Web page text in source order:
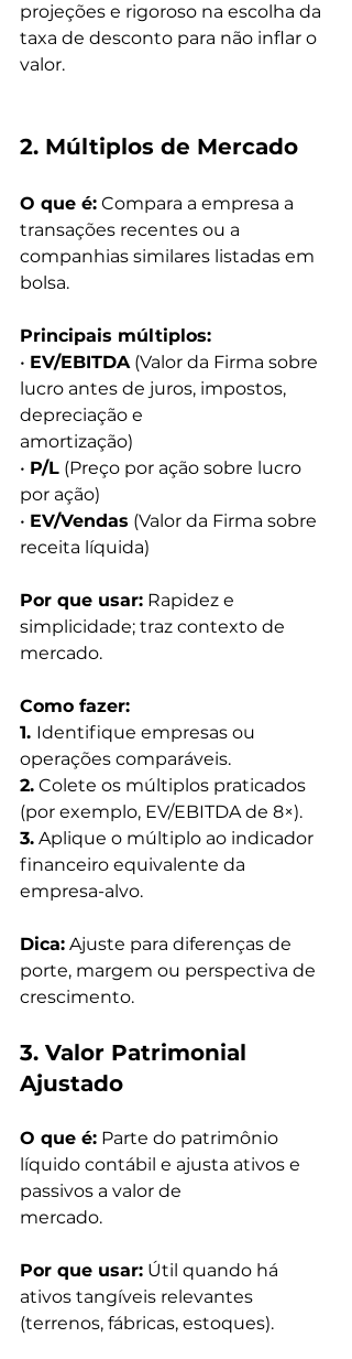
projeções e rigoroso na escolha da
taxa de desconto para não inflar o
valor.
2. Múltiplos de Mercado
O que é: Compara a empresa a
transações recentes ou a
companhias similares listadas em
bolsa.
Principais múltiplos:
• EV/EBITDA (Valor da Firma sobre
lucro antes de juros, impostos,
depreciação e
amortização)
• P/L (Preço por ação sobre lucro
por ação)
• EV/Vendas (Valor da Firma sobre
receita líquida)
Por que usar: Rapidez e
simplicidade; traz contexto de
mercado.
Como fazer:
1. Identifique empresas ou
operações comparáveis.
2. Colete os múltiplos praticados
(por exemplo, EV/EBITDA de 8×).
3. Aplique o múltiplo ao indicador
financeiro equivalente da
empresa-alvo.
Dica: Ajuste para diferenças de
porte, margem ou perspectiva de
crescimento.
3. Valor Patrimonial
Ajustado
O que é: Parte do patrimônio
líquido contábil e ajusta ativos e
passivos a valor de
mercado.
Por que usar: Útil quando há
ativos tangíveis relevantes
(terrenos, fábricas, estoques).